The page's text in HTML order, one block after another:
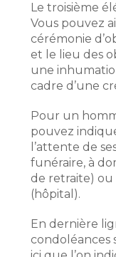
Le troisième
Vous pouvez
cérémonie
et le lieu des
une
cadre d’une
Pour un
pouvez
l’attente de
funéraire, à
de retraite)
(hôpital).
En dernière
condoléances